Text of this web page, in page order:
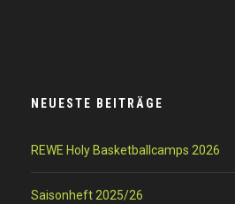
NEUESTE BEITRÄGE
REWE Holy Basketballcamps 2026
Saisonheft 2025/26